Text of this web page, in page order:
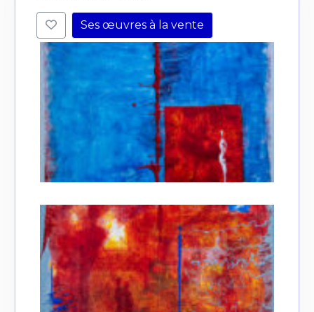
Adresse email*
Nom
Prénom
Statut / Organisation
J'accepte les termes et conditions
Adresse email*
Ses œuvres à la vente